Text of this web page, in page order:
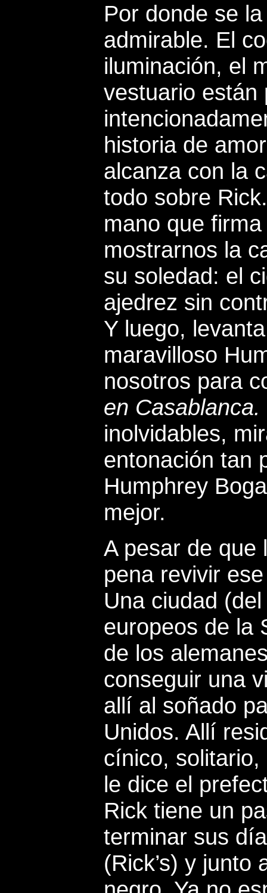
Por donde se
admirable. El
iluminación, el
vestuario están
historia de
alcanza con la
todo sobre
mano que
mostrarnos la
su soledad: el
ajedrez sin
Y luego,
maravilloso
nosotros para
en Casablanca.
inolvidables,
entonación tan
Humphrey
mejor.
A pesar de que
pena revivir
Una ciudad
europeos de la
de los
conseguir una
allí al soñado
Unidos. Allí
cínico,
le dice el
Rick tiene un
terminar sus
(Rick’s) y junto